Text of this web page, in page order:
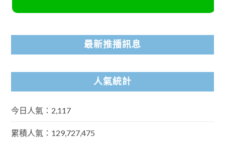
最新推播訊息
人氣統計
今日人氣：2,117
累積人氣：129,727,475